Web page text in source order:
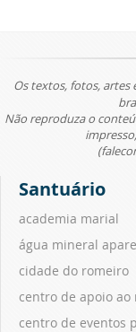
Os textos, fotos, artes
Não reproduza o
Santuário
academia marial
água mineral
cidade do romeiro
centro de apoio ao
centro de eventos